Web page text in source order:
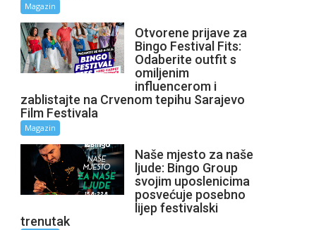
Magazin
Otvorene prijave za
Bingo Festival Fits:
Odaberite outfit s
omiljenim
influencerom i
zablistajte na Crvenom tepihu Sarajevo
Film Festivala
Magazin
Naše mjesto za naše
ljude: Bingo Group
svojim uposlenicima
posvećuje posebno
lijep festivalski
trenutak